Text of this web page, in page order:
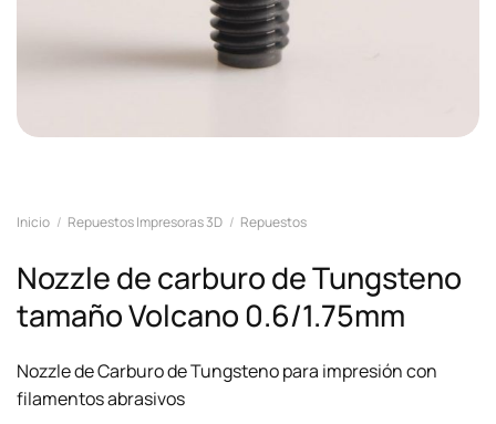
Inicio / Repuestos Impresoras 3D / Repuestos
Nozzle de carburo de Tungsteno
tamaño Volcano 0.6/1.75mm
Nozzle de Carburo de Tungsteno para impresión con
filamentos abrasivos